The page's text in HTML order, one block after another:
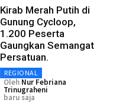
Kirab Merah Putih di
Gunung Cycloop,
1.200 Peserta
Gaungkan Semangat
Persatuan.
REGIONAL
Oleh Nur Febriana
Trinugraheni
baru saja